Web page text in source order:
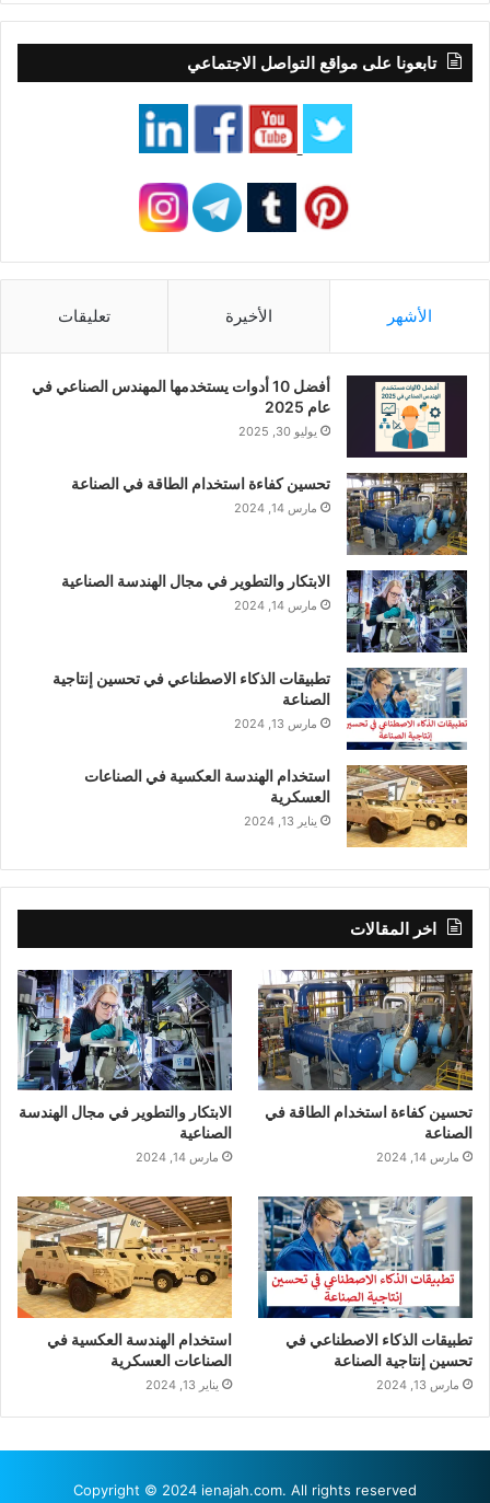
تابعونا على مواقع التواصل الاجتماعي
الأشهر الأخيرة تعليقات
أفضل 10 أدوات يستخدمها المهندس الصناعي في
عام 2025
يوليو 30, 2025
تحسين كفاءة استخدام الطاقة في الصناعة
مارس 14, 2024
الابتكار والتطوير في مجال الهندسة الصناعية
مارس 14, 2024
تطبيقات الذكاء الاصطناعي في تحسين إنتاجية
الصناعة
مارس 13, 2024
استخدام الهندسة العكسية في الصناعات
العسكرية
يناير 13, 2024
اخر المقالات
تحسين كفاءة استخدام الطاقة في
الصناعة
مارس 14, 2024
الابتكار والتطوير في مجال الهندسة
الصناعية
مارس 14, 2024
تطبيقات الذكاء الاصطناعي في
تحسين إنتاجية الصناعة
مارس 13, 2024
استخدام الهندسة العكسية في
الصناعات العسكرية
يناير 13, 2024
Copyright © 2024 ienajah.com. All rights reserved